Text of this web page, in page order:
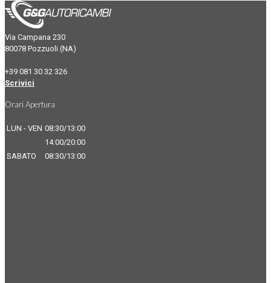
Via Campana 230
80078 Pozzuoli (NA)
+39 081 30 32 326
Scrivici
Orari Apertura
LUN - VEN 08:30/13:00
14:00/20:00
SABATO
08:30/13:00